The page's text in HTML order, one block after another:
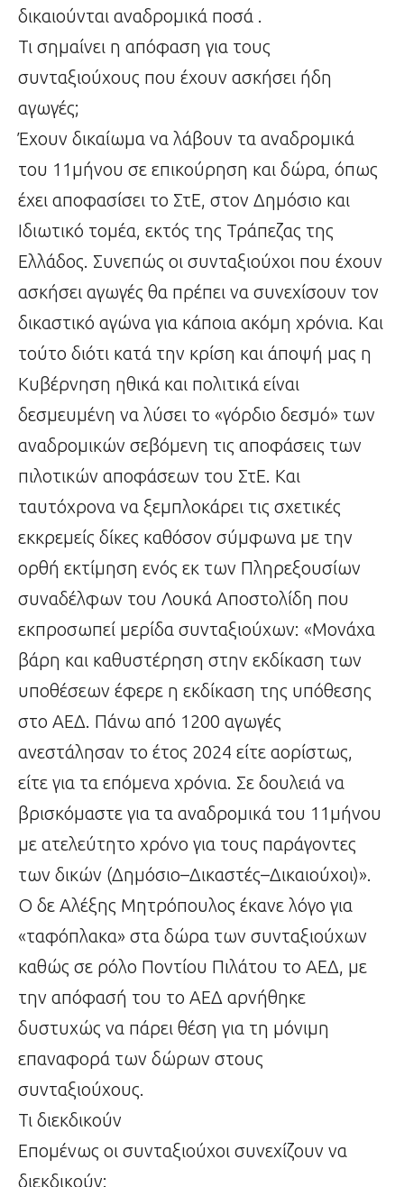
δικαιούνται αναδρομικά ποσά .
Τι σημαίνει η απόφαση για τους
συνταξιούχους που έχουν ασκήσει ήδη
αγωγές;
Έχουν δικαίωμα να λάβουν τα αναδρομικά
του 11μήνου σε επικούρηση και δώρα, όπως
έχει αποφασίσει το ΣτΕ, στον Δημόσιο και
Ιδιωτικό τομέα, εκτός της Τράπεζας της
Ελλάδος. Συνεπώς οι συνταξιούχοι που έχουν
ασκήσει αγωγές θα πρέπει να συνεχίσουν τον
δικαστικό αγώνα για κάποια ακόμη χρόνια. Και
τούτο διότι κατά την κρίση και άποψή μας η
Κυβέρνηση ηθικά και πολιτικά είναι
δεσμευμένη να λύσει το «γόρδιο δεσμό» των
αναδρομικών σεβόμενη τις αποφάσεις των
πιλοτικών αποφάσεων του ΣτΕ. Και
ταυτόχρονα να ξεμπλοκάρει τις σχετικές
εκκρεμείς δίκες καθόσον σύμφωνα με την
ορθή εκτίμηση ενός εκ των Πληρεξουσίων
συναδέλφων του Λουκά Αποστολίδη που
εκπροσωπεί μερίδα συνταξιούχων: «Μονάχα
βάρη και καθυστέρηση στην εκδίκαση των
υποθέσεων έφερε η εκδίκαση της υπόθεσης
στο ΑΕΔ. Πάνω από 1200 αγωγές
ανεστάλησαν το έτος 2024 είτε αορίστως,
είτε για τα επόμενα χρόνια. Σε δουλειά να
βρισκόμαστε για τα αναδρομικά του 11μήνου
με ατελεύτητο χρόνο για τους παράγοντες
των δικών (Δημόσιο–Δικαστές–Δικαιούχοι)».
Ο δε Αλέξης Μητρόπουλος έκανε λόγο για
«ταφόπλακα» στα δώρα των συνταξιούχων
καθώς σε ρόλο Ποντίου Πιλάτου το ΑΕΔ, με
την απόφασή του το ΑΕΔ αρνήθηκε
δυστυχώς να πάρει θέση για τη μόνιμη
επαναφορά των δώρων στους
συνταξιούχους.
Τι διεκδικούν
Επομένως οι συνταξιούχοι συνεχίζουν να
διεκδικούν: